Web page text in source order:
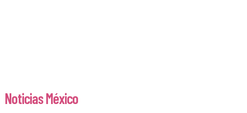
Noticias México